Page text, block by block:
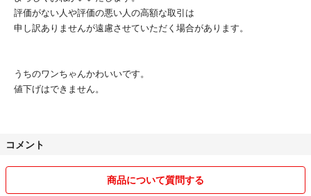
評価がない人や評価の悪い人の高額な取引は
申し訳ありませんが遠慮させていただく場合があります。
うちのワンちゃんかわいいです。
値下げはできません。
コメント
商品について質問する